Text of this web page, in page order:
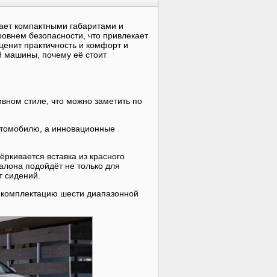
компактными габаритами и
безопасности, что привлекает
практичность и комфорт и
машины, почему её стоит
стиле, что можно заметить по
а инновационные
вставка из красного
подойдёт не только для
комплектацию шести диапазонной